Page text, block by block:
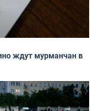
ждут мурманчан в